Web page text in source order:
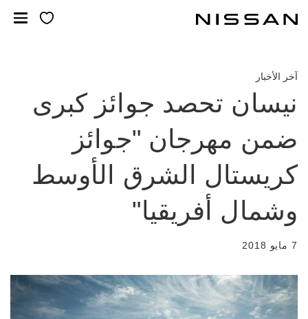
إلى
آخر الأخبار
نيسان تحصد جوائز كبرى
ضمن مهرجان "جوائز
كريستال الشرق الأوسط
وشمال أفريقيا"
7 مايو 2018